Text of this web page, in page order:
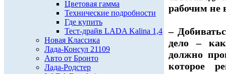
Цветовая гамма
Технические подробности
Где купить
Тест-драйв LADA Kalina 1,4
Новая Классика
Лада-Консул 21109
Авто от Бронто
Лада-Родстер
рабочим не
–
дело – как
должно
которое